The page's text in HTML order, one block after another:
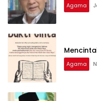
Agama
Agama